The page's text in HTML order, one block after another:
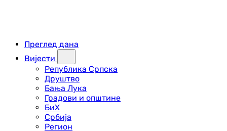
Преглед дана
Вијести
Република Српска
Друштво
Бања Лука
Градови и општине
БиХ
Србија
Регион